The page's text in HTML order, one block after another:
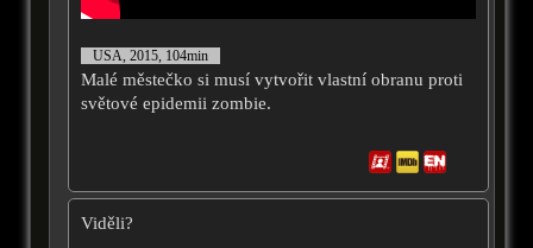
USA, 2015, 104min
Malé městečko si musí vytvořit vlastní obranu proti
světové epidemii zombie.
Viděli?